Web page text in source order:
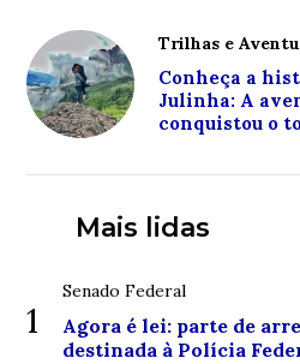
Trilhas e
Conheça a
Julinha: A
conquistou o
Mais lidas
1
Senado Federal
Agora é lei: parte de
destinada à Polícia